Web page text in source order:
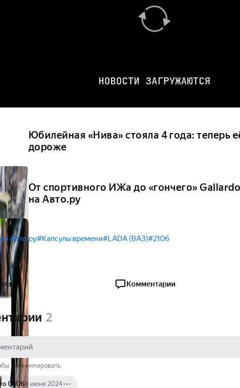
НОВОСТИ ЗАГРУЖАЮТСЯ
Юбилейная «Нива» стояла 4 года: теперь
дороже
От спортивного ИЖа до «гончего»
на Авто.ру
Авто.ру#Капсулы времени#LADA (ВАЗ)#2106
Комментарии
2
комментировать
08068 июня 2024